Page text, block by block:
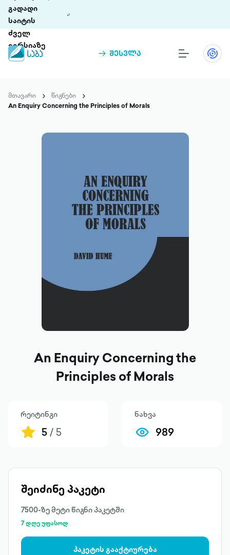
გადადი
საიტის
ძველ
ვერსიაზე
შესვლა
თინეთი 9 ციფრულ პლატფორმასა და 5
მობილურ აპლიკაციას აერთიანებს.
პრემია „საბა“
მთავარი
წიგნები
An Enquiry Concerning the Principles of Morals
An Enquiry Concerning the
Principles of Morals
რეიტინგი
5/ 5
ნახვა
989
შეიძინე პაკეტი
7500-ზე მეტი წიგნი პაკეტში
7 დღე უფასოდ
პაკეტის გააქტიურება